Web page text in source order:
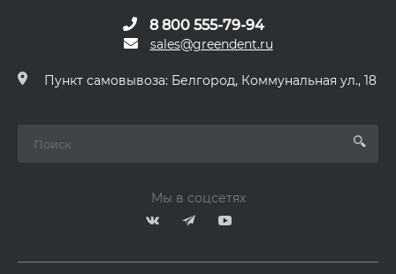
8 800 555-79-94
sales@greendent.ru
Пункт самовывоза: Белгород, Коммунальная ул., 18
Мы в соцсетях